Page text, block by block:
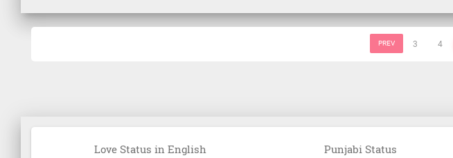
PREV 3 4
Love Status in English
Punjabi Status